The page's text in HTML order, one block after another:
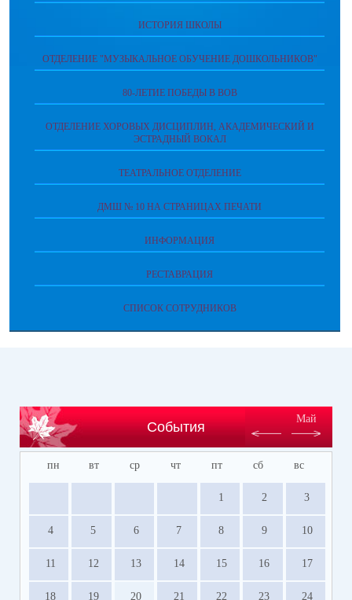
ИСТОРИЯ ШКОЛЫ
ОТДЕЛЕНИЕ "МУЗЫКАЛЬНОЕ ОБУЧЕНИЕ ДОШКОЛЬНИКОВ"
80-ЛЕТИЕ ПОБЕДЫ В ВОВ
ОТДЕЛЕНИЕ ХОРОВЫХ ДИСЦИПЛИН, АКАДЕМИЧЕСКИЙ И
ЭСТРАДНЫЙ ВОКАЛ
ТЕАТРАЛЬНОЕ ОТДЕЛЕНИЕ
ДМШ № 10 НА СТРАНИЦАХ ПЕЧАТИ
ИНФОРМАЦИЯ
РЕСТАВРАЦИЯ
СПИСОК СОТРУДНИКОВ
События
Май
пн вт ср чт пт сб вс
1 2 3
4 5 6 7 8 9 10
11 12 13 14 15 16 17
18 19 20 21 22 23 24